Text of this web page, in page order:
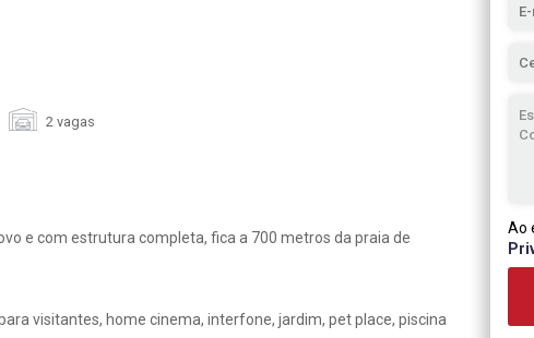
2 vagas
e com estrutura completa, fica a 700 metros da praia de
visitantes, home cinema, interfone, jardim, pet place, piscina
Ao